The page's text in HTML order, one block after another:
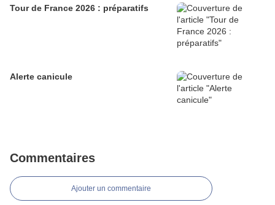
Tour de France 2026 : préparatifs
Alerte canicule
Commentaires
Ajouter un commentaire